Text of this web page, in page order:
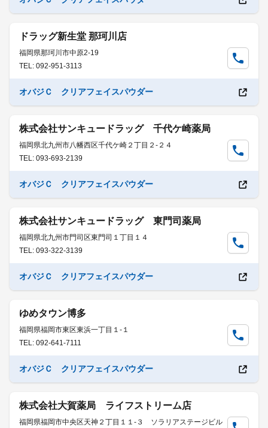
ドラッグ新生堂 那珂川店
福岡県那珂川市中原2-19
TEL: 092-951-3113
オバジＣ クリアフェイスパウダー
株式会社サンキュードラッグ 千代ケ崎薬局
福岡県北九州市八幡西区千代ケ崎２丁目２-２４
TEL: 093-693-2139
オバジＣ クリアフェイスパウダー
株式会社サンキュードラッグ 東門司薬局
福岡県北九州市門司区東門司１丁目１４
TEL: 093-322-3139
オバジＣ クリアフェイスパウダー
ゆめタウン博多
福岡県福岡市東区東浜一丁目１-１
TEL: 092-641-7111
オバジＣ クリアフェイスパウダー
株式会社大賀薬局 ライフストリーム店
福岡県福岡市中央区天神２丁目１１-３ ソラリアステージビル